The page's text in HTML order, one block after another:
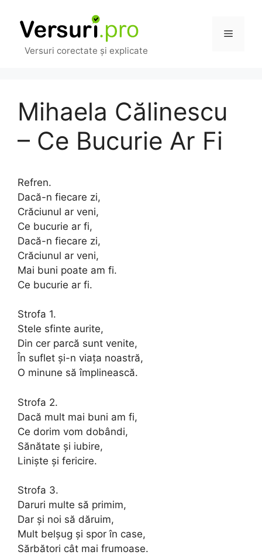
conținut
Versuri corectate și explicate
Meniu
Mihaela Călinescu
– Ce Bucurie Ar Fi
Refren.
Dacă-n fiecare zi,
Crăciunul ar veni,
Ce bucurie ar fi,
Dacă-n fiecare zi,
Crăciunul ar veni,
Mai buni poate am fi.
Ce bucurie ar fi.
Strofa 1.
Stele sfinte aurite,
Din cer parcă sunt venite,
În suflet şi-n viaţa noastră,
O minune să împlinească.
Strofa 2.
Dacă mult mai buni am fi,
Ce dorim vom dobândi,
Sănătate şi iubire,
Linişte şi fericire.
Strofa 3.
Daruri multe să primim,
Dar şi noi să dăruim,
Mult belşug şi spor în case,
Sărbători cât mai frumoase.